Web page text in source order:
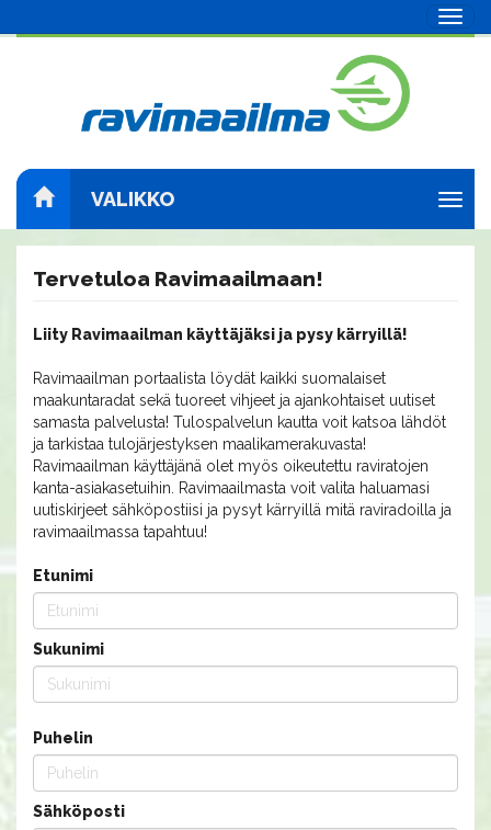
VALIKKO
Tervetuloa Ravimaailmaan!
Liity Ravimaailman käyttäjäksi ja pysy kärryillä!
Ravimaailman portaalista löydät kaikki suomalaiset
maakuntaradat sekä tuoreet vihjeet ja ajankohtaiset uutiset
samasta palvelusta! Tulospalvelun kautta voit katsoa lähdöt
ja tarkistaa tulojärjestyksen maalikamerakuvasta!
Ravimaailman käyttäjänä olet myös oikeutettu raviratojen
kanta-asiakasetuihin. Ravimaailmasta voit valita haluamasi
uutiskirjeet sähköpostiisi ja pysyt kärryillä mitä raviradoilla ja
ravimaailmassa tapahtuu!
Etunimi
Sukunimi
Puhelin
Sähköposti